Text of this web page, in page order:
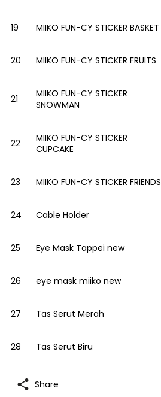
19 MIIKO FUN-CY STICKER BASKET
20 MIIKO FUN-CY STICKER FRUITS
21
MIIKO FUN-CY STICKER
SNOWMAN
22
MIIKO FUN-CY STICKER
CUPCAKE
23 MIIKO FUN-CY STICKER FRIENDS
24 Cable Holder
25 Eye Mask Tappei new
26 eye mask miiko new
27 Tas Serut Merah
28 Tas Serut Biru
Share